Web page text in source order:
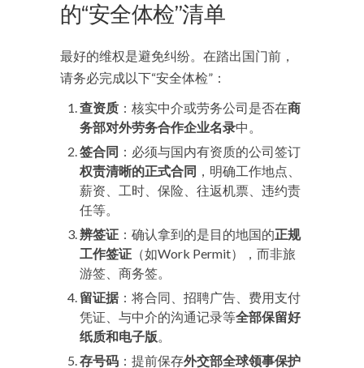
的“安全体检”清单
最好的维权是避免纠纷。在踏出国门前，
请务必完成以下“安全体检”：
查资质 ：核实中介或劳务公司是否在商
务部对外劳务合作企业名录中。
签合同 ：必须与国内有资质的公司签订
权责清晰的正式合同 ，明确工作地点、
薪资、工时、保险、往返机票、违约责
任等。
辨签证 ：确认拿到的是目的地国的正规
工作签证 （如Work Permit），而非旅
游签、商务签。
留证据：将合同、招聘广告、费用支付
凭证、与中介的沟通记录等全部保留好
纸质和电子版。
存号码 ：提前保存外交部全球领事保护